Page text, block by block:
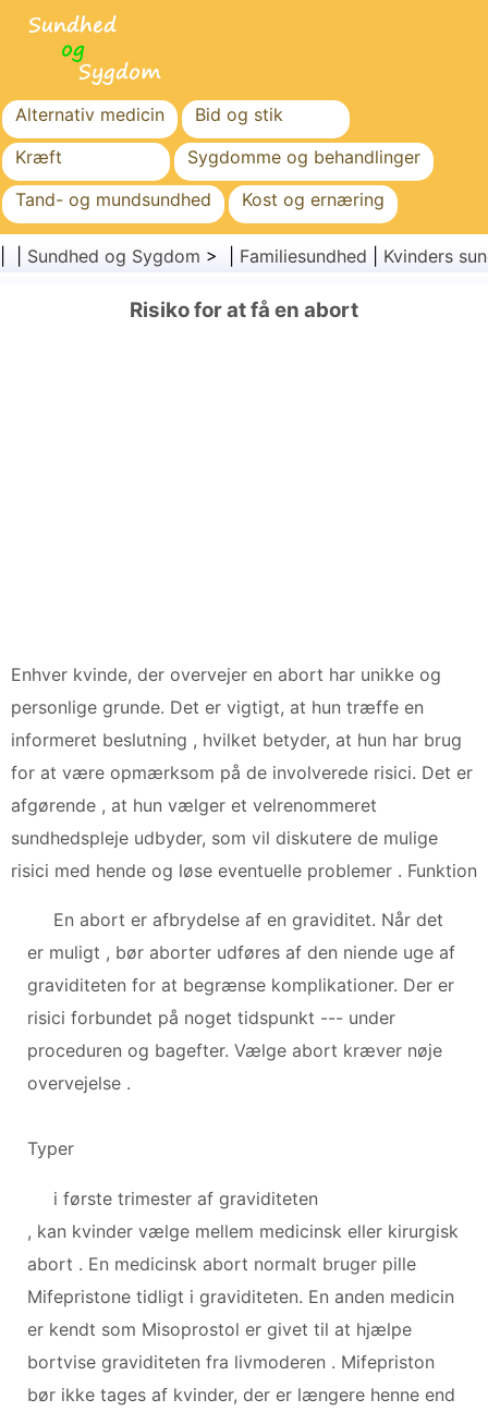
Alternativ medicin
Bid og stik
Kræft
Sygdomme og behandlinger
Tand- og mundsundhed
Kost og ernæring
Familiesundhed
Sundhedssektoren
Sundhed og Sygdom > | Familiesundhed Kvinders
Risiko for at få en abort
Enhver kvinde, der overvejer en abort har unikke og
personlige grunde. Det er vigtigt, at hun træffe en
informeret beslutning , hvilket betyder, at hun har brug
for at være opmærksom på de involverede risici. Det er
afgørende , at hun vælger et velrenommeret
sundhedspleje udbyder, som vil diskutere de mulige
risici med hende og løse eventuelle problemer . Funktion
En abort er afbrydelse af en graviditet. Når det
er muligt , bør aborter udføres af den niende uge af
graviditeten for at begrænse komplikationer. Der er
risici forbundet på noget tidspunkt --- under
proceduren og bagefter. Vælge abort kræver nøje
overvejelse .
Typer
i første trimester af graviditeten
, kan kvinder vælge mellem medicinsk eller kirurgisk
abort . En medicinsk abort normalt bruger pille
Mifepristone tidligt i graviditeten. En anden medicin
er kendt som Misoprostol er givet til at hjælpe
bortvise graviditeten fra livmoderen . Mifepriston
bør ikke tages af kvinder, der er længere henne end